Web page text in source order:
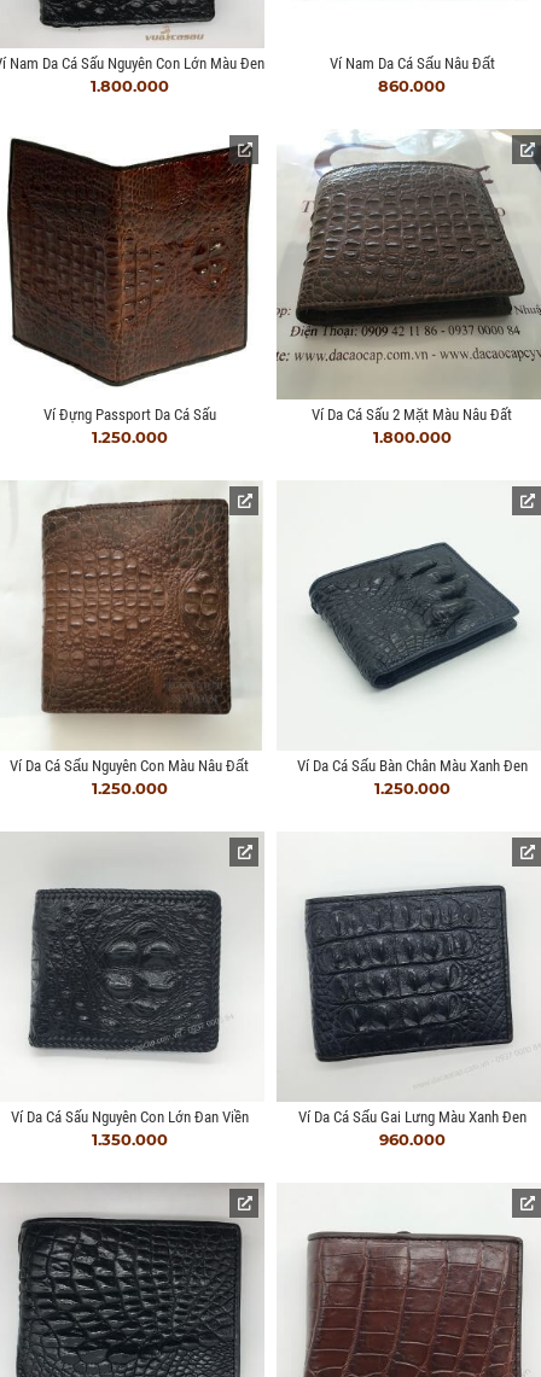
Nam Da Cá Sấu Nguyên Con Lớn Màu Đen
1.800.000
Ví Nam Da Cá Sấu Nâu Đất
860.000
Ví Đựng Passport Da Cá Sấu
1.250.000
Ví Da Cá Sấu 2 Mặt Màu Nâu Đất
1.800.000
Ví Da Cá Sấu Nguyên Con Màu Nâu Đất
1.250.000
Ví Da Cá Sấu Bàn Chân Màu Xanh Đen
1.250.000
Ví Da Cá Sấu Nguyên Con Lớn Đan Viền
1.350.000
Ví Da Cá Sấu Gai Lưng Màu Xanh Đen
960.000